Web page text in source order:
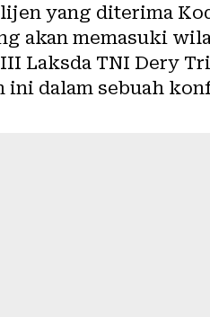
yang diterima
akan memasuki
Laksda TNI Dery
ini dalam sebuah